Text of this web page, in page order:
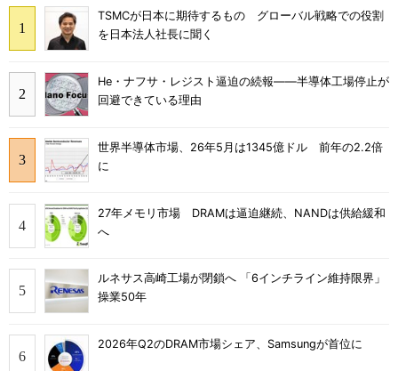
TSMCが日本に期待するもの グローバル戦略での役割
を日本法人社長に聞く
He・ナフサ・レジスト逼迫の続報――半導体工場停止が
回避できている理由
世界半導体市場、26年5月は1345億ドル 前年の2.2倍
に
27年メモリ市場 DRAMは逼迫継続、NANDは供給緩和
へ
ルネサス高崎工場が閉鎖へ 「6インチライン維持限界」
操業50年
2026年Q2のDRAM市場シェア、Samsungが首位に